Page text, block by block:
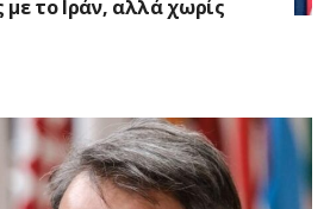
με το Ιράν, αλλά χωρίς